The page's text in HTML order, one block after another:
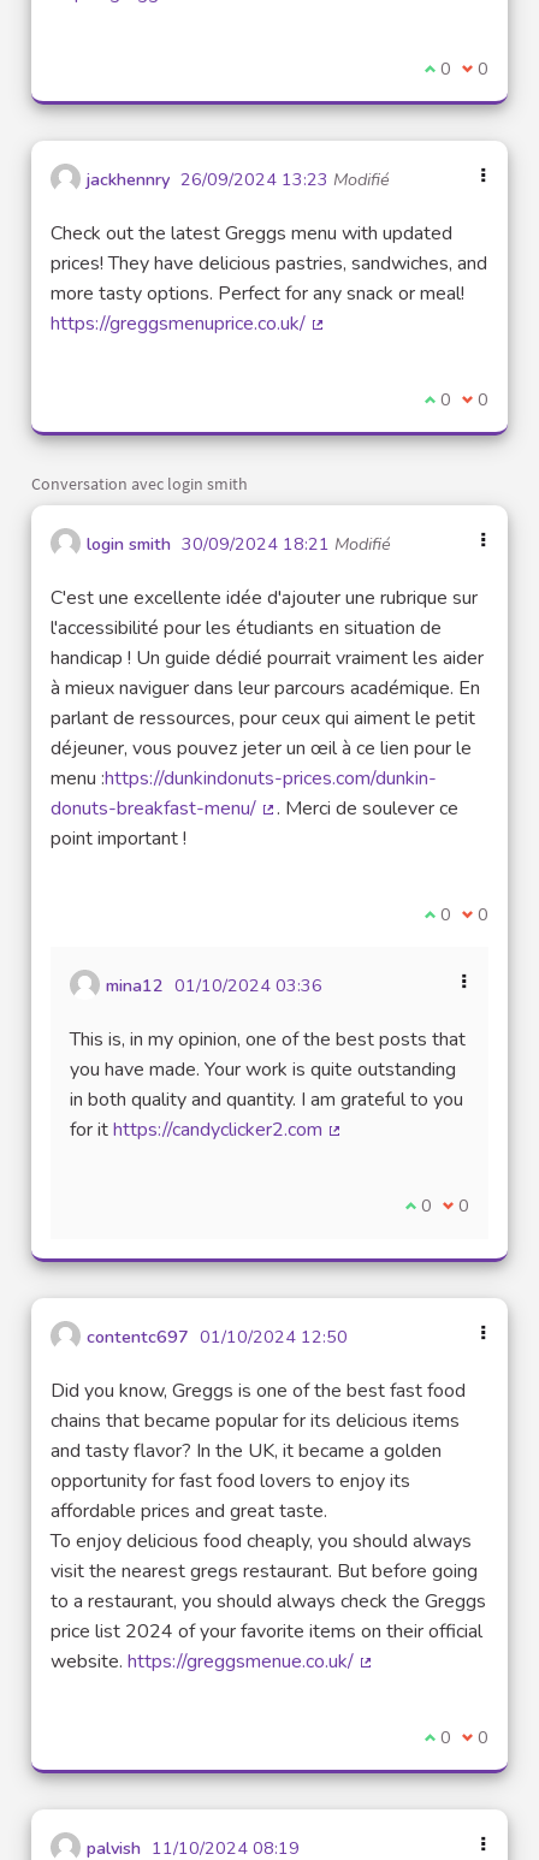
Je suis
0 Je ne
0
jackhennry 26/09/2024 13:23 Modifié
Check out the latest Greggs menu with updated
prices! They have delicious pastries, sandwiches, and
more tasty options. Perfect for any snack or meal!
https://greggsmenuprice.co.uk/
Je suis
0 Je ne
0
Conversation avec login smith
login smith 30/09/2024 18:21 Modifié
C'est une excellente idée d'ajouter une rubrique sur
l'accessibilité pour les étudiants en situation de
handicap ! Un guide dédié pourrait vraiment les aider
à mieux naviguer dans leur parcours académique. En
parlant de ressources, pour ceux qui aiment le petit
déjeuner, vous pouvez jeter un œil à ce lien pour le
menu :https://dunkindonuts-prices.com/dunkin-
donuts-breakfast-menu/
. Merci de soulever ce
point important !
Je suis
0 Je ne
0
mina12 01/10/2024 03:36
This is, in my opinion, one of the best posts that
you have made. Your work is quite outstanding
in both quality and quantity. I am grateful to you
for ithttps://candyclicker2.com
Je suis d'accord
0 Je ne suis
0
contentc697 01/10/2024 12:50
Did you know, Greggs is one of the best fast food
chains that became popular for its delicious items
and tasty flavor? In the UK, it became a golden
opportunity for fast food lovers to enjoy its
affordable prices and great taste.
To enjoy delicious food cheaply, you should always
visit the nearest gregs restaurant. But before going
to a restaurant, you should always check the Greggs
price list 2024 of your favorite items on their official
website. https://greggsmenue.co.uk/
Je suis
0 Je ne
0
palvish 11/10/2024 08:19